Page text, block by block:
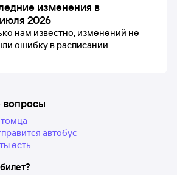
изменения в
2026
нам известно, изменений не
ошибку в расписании -
вопросы
автобус
есть